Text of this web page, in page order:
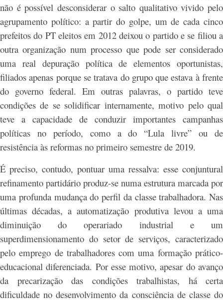
não é possível desconsiderar o salto qualitativo vivido pelo
agrupamento político: a partir do golpe, um de cada cinco
prefeitos do PT eleitos em 2012 deixou o partido e se filiou a
outra organização num processo que pode ser considerado
uma real depuração política de elementos oportunistas,
filiados apenas porque se tratava do grupo que estava à frente
do governo federal. Em outras palavras, o partido teve
condições de se solidificar internamente, motivo pelo qual
teve a capacidade de conduzir importantes campanhas
políticas no período, como a do “Lula livre” ou de
resistência às reformas no primeiro semestre de 2019.
É preciso, contudo, pontuar uma ressalva: esse conjuntural
refinamento partidário produz-se numa estrutura marcada por
uma profunda mudança do perfil da classe trabalhadora. Nas
últimas décadas, a automatização produtiva levou a uma
diminuição do operariado industrial e um
superdimensionamento do setor de serviços, caracterizado
pelo emprego de trabalhadores com uma formação prático-
educacional diferenciada. Por esse motivo, apesar do avanço
da precarização das condições trabalhistas, há certa
dificuldade no desenvolvimento da consciência de classe do